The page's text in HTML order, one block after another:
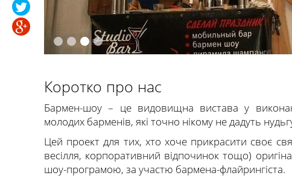
Коротко про нас
Бармен-шоу – це видовищна вистава у
молодих барменів, які точно нікому не дадуть
Цей проект для тих, хто хоче прикрасити своє
весілля, корпоративний відпочинок тощо)
шоу-програмою, за участю бармена-флайрингіста.